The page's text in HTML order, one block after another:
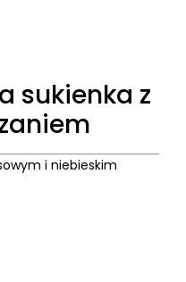
sukienka z
i niebieskim